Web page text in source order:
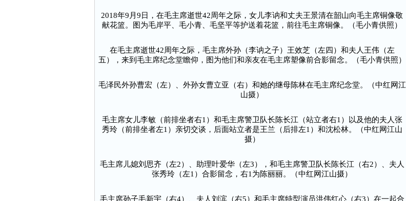
2018年9月9日，在毛主席逝世42周年之际，女儿李讷和丈夫王景清在韶山向毛主席铜像敬
献花篮。图为毛岸平、毛小青、毛坚平等护送着花篮，前往毛主席铜像。（毛小青供照）
在毛主席逝世42周年之际，毛主席外孙（李讷之子）王效芝（左四）和夫人王伟（左
五），来到毛主席纪念堂瞻仰，图为他们和亲友在毛主席塑像前合影留念。（毛小青供照）
毛泽民外孙曹宏（左）、外孙女曹立亚（右）和她的继母陈林在毛主席纪念堂。（中红网江
山摄）
毛主席女儿李敏（前排坐者右1）和毛主席警卫队长陈长江（站立者右1）以及他的夫人张
秀玲（前排坐者左1）亲切交谈，后面站立者是王兰（后排左1）和沈松林。（中红网江山
摄）
毛主席儿媳刘思齐（左2）、助理叶爱华（左3），和毛主席警卫队长陈长江（右2）、夫人
张秀玲（左1）合影留念，右1为陈丽丽。（中红网江山摄）
毛主席孙子毛新宇（右4）、夫人刘滨（右5）和毛主席特型演员洪伟红心（右3）在一起合